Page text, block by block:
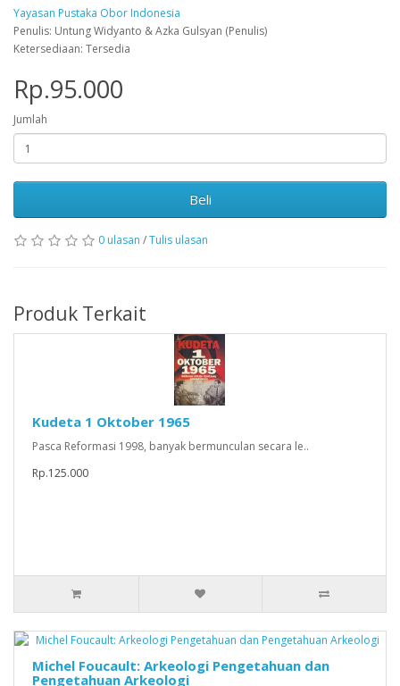
Yayasan Pustaka Obor Indonesia
Penulis: Untung Widyanto & Azka Gulsyan (Penulis)
Ketersediaan: Tersedia
Rp.95.000
Jumlah
Beli
0 ulasan /Tulis ulasan
Produk Terkait
Kudeta 1 Oktober 1965
Pasca Reformasi 1998, banyak bermunculan secara le..
Rp.125.000
Michel Foucault: Arkeologi Pengetahuan dan
Pengetahuan Arkeologi